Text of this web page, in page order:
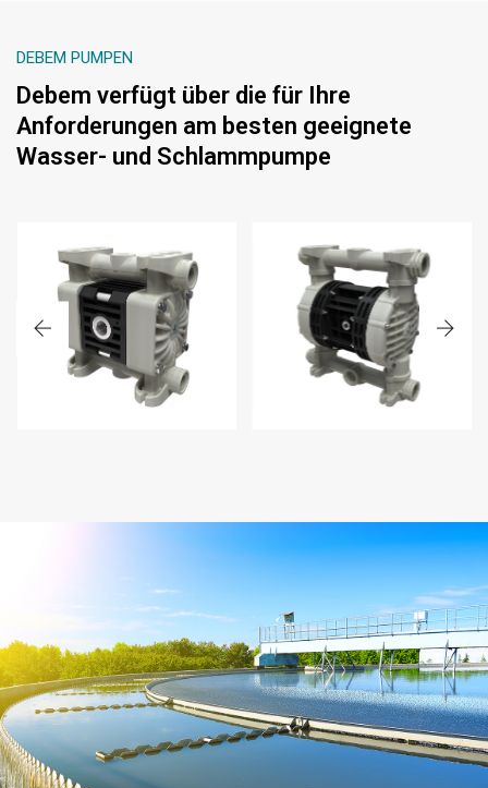
DEBEM PUMPEN
Debem verfügt über die für Ihre
Anforderungen am besten geeignete
Wasser- und Schlammpumpe
BOXER 15 BOXER 251